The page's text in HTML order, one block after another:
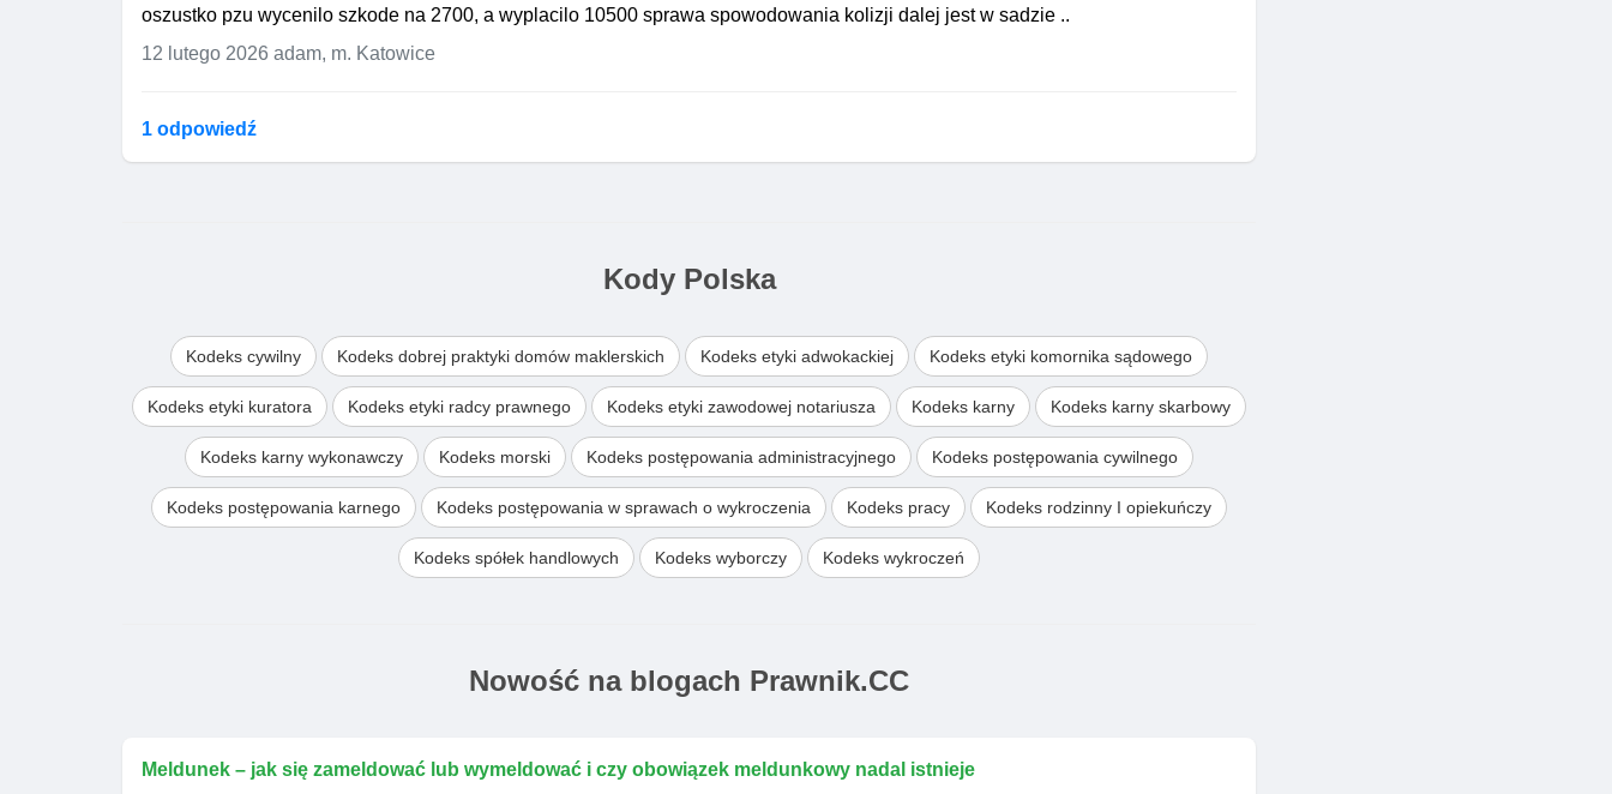
oszustko pzu wycenilo szkode na 2700, a wyplacilo 10500 sprawa spowodowania kolizji dalej jest w sadzie ..
12 lutego 2026 adam, m. Katowice
1 odpowiedź
Kody Polska
Kodeks cywilny Kodeks dobrej praktyki domów maklerskich Kodeks etyki adwokackiej Kodeks etyki komornika sądowego
Kodeks etyki kuratora Kodeks etyki radcy prawnego Kodeks etyki zawodowej notariusza Kodeks karny Kodeks karny skarbowy
Kodeks karny wykonawczy Kodeks morski Kodeks postępowania administracyjnego Kodeks postępowania cywilnego
Kodeks postępowania karnego Kodeks postępowania w sprawach o wykroczenia Kodeks pracy Kodeks rodzinny I opiekuńczy
Kodeks spółek handlowych Kodeks wyborczy Kodeks wykroczeń
Nowość na blogach Prawnik.CC
Meldunek – jak się zameldować lub wymeldować i czy obowiązek meldunkowy nadal istnieje